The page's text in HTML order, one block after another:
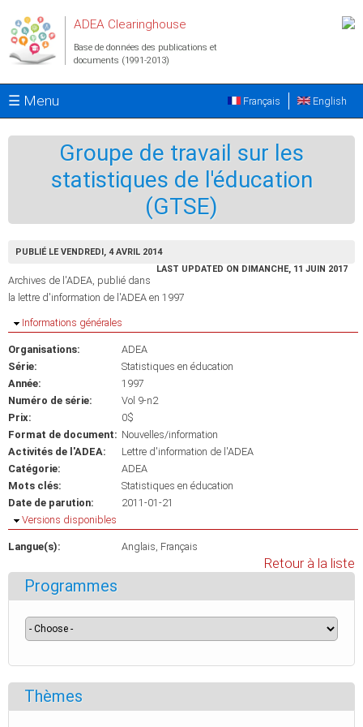
ADEA Clearinghouse
Base de données des publications et
documents (1991-2013)
☰ Menu English
Français
Groupe de travail sur les
statistiques de l'éducation
(GTSE)
PUBLIÉ LE VENDREDI, 4 AVRIL 2014
LAST UPDATED ON DIMANCHE, 11 JUIN 2017
Archives de l'ADEA, publié dans
la lettre d'information de l'ADEA en 1997
Masquer
Informations générales
Organisations:
ADEA
Série:
Statistiques en éducation
Année:
1997
Numéro de série:
Vol 9-n2
Prix:
0$
Format de document: Nouvelles/information
Activités de l'ADEA:
Lettre d'information de l'ADEA
Catégorie:
ADEA
Mots clés:
Statistiques en éducation
Date de parution:
2011-01-21
Masquer
Versions disponibles
Langue(s): Anglais Français
Retour à la liste
Programmes
Thèmes